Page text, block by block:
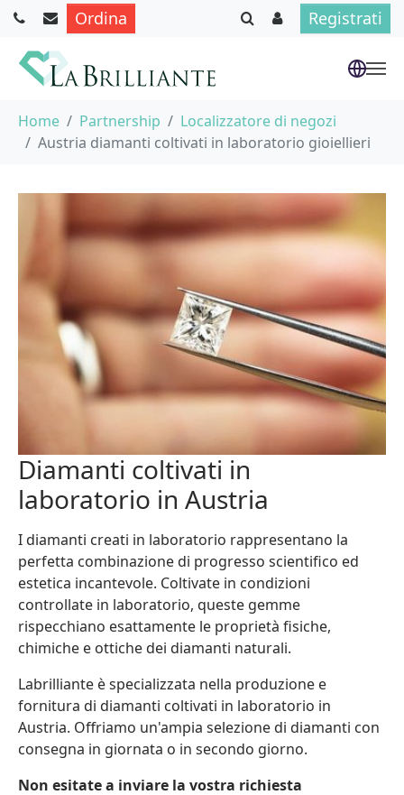
Ordina Registrati
Home Partnership
Localizzatore di negozi
Austria diamanti coltivati in laboratorio gioiellieri
Diamanti coltivati in
laboratorio in Austria
I diamanti creati in laboratorio rappresentano la
perfetta combinazione di progresso scientifico ed
estetica incantevole. Coltivate in condizioni
controllate in laboratorio, queste gemme
rispecchiano esattamente le proprietà fisiche,
chimiche e ottiche dei diamanti naturali.
Labrilliante è specializzata nella produzione e
fornitura di diamanti coltivati in laboratorio in
Austria. Offriamo un'ampia selezione di diamanti con
consegna in giornata o in secondo giorno.
Non esitate a inviare la vostra richiesta